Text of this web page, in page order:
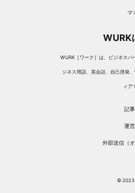
マ
WURK
WURK［ワーク］は、ビジネス
ジネス用語、英会話、自己啓発
ィア
記
運
外部送信（オ
© 2023